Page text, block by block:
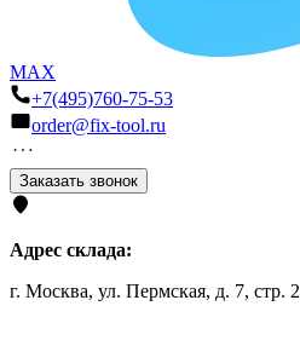
MAX
+7(495)760-75-53
order@fix-tool.ru
Заказать звонок
Адрес склада:
г. Москва, ул. Пермская, д. 7, стр. 2